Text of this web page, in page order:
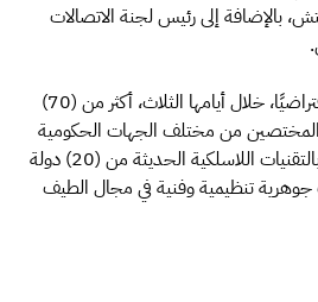
بالإضافة إلى رئيس لجنة الاتصالات
وتستضيف الندوة التي تقام افتراضيًا، خلال أيامها الثلاث، أكثر من (70)
من مختلف الجهات الحكومية
والخاصة والأكاديمية المهتمة بالتقنيات اللاسلكية الحديثة من (20) دولة
تنظيمية وفنية في مجال الطيف